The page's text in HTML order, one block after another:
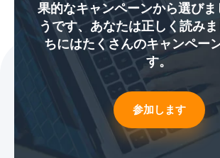
果的なキャンペーンから選びま
うです、あなたは正しく読み
ちにはたくさんのキャンペー
す。
参加します